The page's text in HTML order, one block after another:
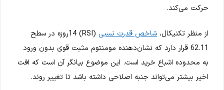
حرکت می‌کند.
از منظر تکنیکال، شاخص قدرت نسبی
(RSI) 14روزه در سطح
62.11 قرار دارد که نشان‌دهنده مومنتوم مثبت قوی بدون ورود
به محدوده اشباع خرید است. این موضوع بیانگر آن است که افت
اخیر بیشتر می‌تواند جنبه اصلاحی داشته باشد تا تغییر روند.